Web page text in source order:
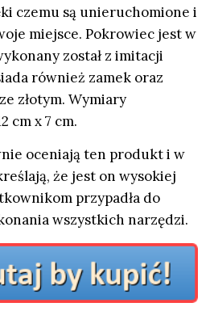
czemu są unieruchomione i
miejsce. Pokrowiec jest w
został z imitacji
również zamek oraz
złotym. Wymiary
cm x 7 cm.
oceniają ten produkt i w
że jest on wysokiej
przypadła do
wszystkich narzędzi.